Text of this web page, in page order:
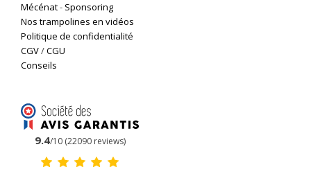
Mécénat- Sponsoring
Nos trampolines en vidéos
Politique de confidentialité
CGV/CGU
Conseils
9.4/10 (22090 reviews)